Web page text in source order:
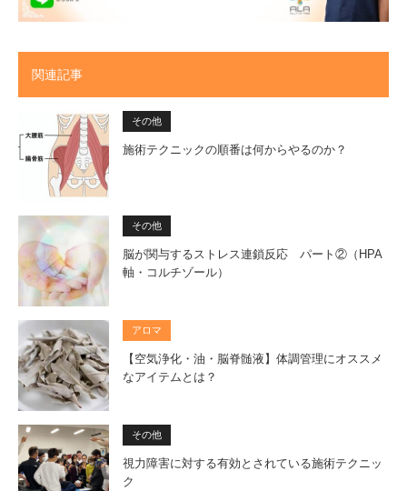
関連記事
その他
施術テクニックの順番は何からやるのか？
その他
脳が関与するストレス連鎖反応 パート②（HPA
軸・コルチゾール）
アロマ
【空気浄化・油・脳脊髄液】体調管理にオススメ
なアイテムとは？
その他
視力障害に対する有効とされている施術テクニッ
ク